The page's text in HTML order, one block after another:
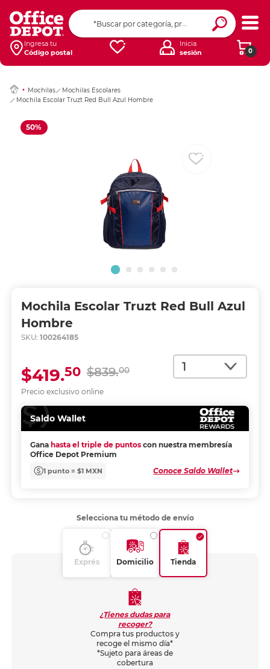
Ingresa tu
Código postal
0
Inicia
sesión
Mochilas
Mochilas Escolares
Mochila Escolar Truzt Red Bull Azul Hombre
50%
Mochila Escolar Truzt Red Bull Azul
Hombre
SKU: 100264185
Cantidad
Precio exclusivo online
$839.00
$419.50
Saldo Wallet
Gana hasta el triple de puntos con nuestra membresía
Office Depot Premium
1 punto = $1 MXN Conoce Saldo Wallet
Ingresar Codigo
Selecciona tu método de envío
Exprés Domicilio Tienda
¿Tienes dudas para
recoger?
Compra tus productos y
recoge el mismo día*
*Sujeto para áreas de
cobertura